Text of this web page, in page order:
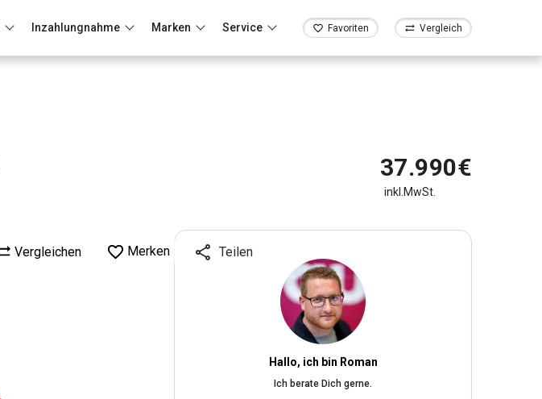
Inzahlungnahme Marken Service Favoriten Vergleich
Vergleichen Merken Teilen
37.990€
inkl.MwSt.
Hallo, ich bin Roman
Ich berate Dich gerne.